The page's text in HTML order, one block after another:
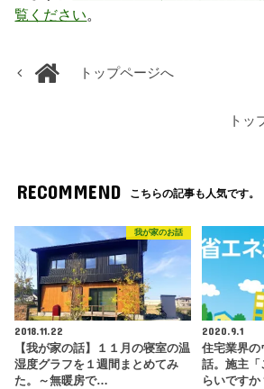
覧ください。
トップページへ
トッ
RECOMMEND こちらの記事も人気です。
我が家のお話
2018.11.22
【我が家の話】１１月の寝室の温
湿度グラフを１週間まとめてみ
た。～無暖房で…
2020.9.1
住宅業界の
話。施主「
らいです